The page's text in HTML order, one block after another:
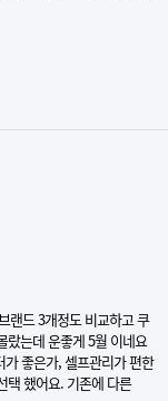
랜드 3개정도 비교하고 쿠
랐는데 운좋게 5월 이네요
좋은가, 셀프관리가 편한
택 했어요. 기존에 다른